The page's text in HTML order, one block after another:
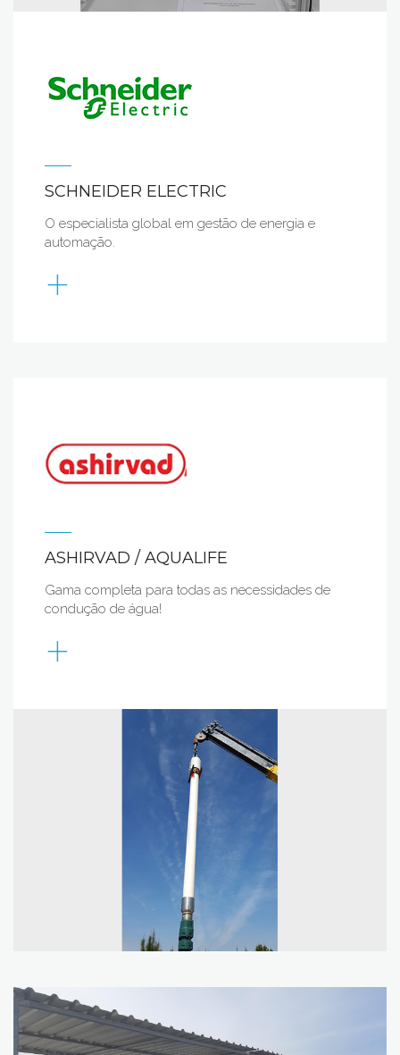
SCHNEIDER ELECTRIC
O especialista global em gestão de energia e
automação.
+
ASHIRVAD / AQUALIFE
Gama completa para todas as necessidades de
condução de água!
+